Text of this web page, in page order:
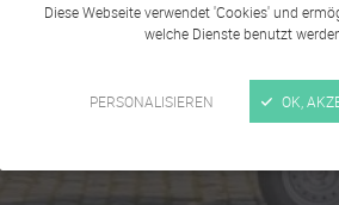
Diese Webseite verwendet 'Cookies' und
welche Dienste benutzt
PERSONALISIEREN OK,